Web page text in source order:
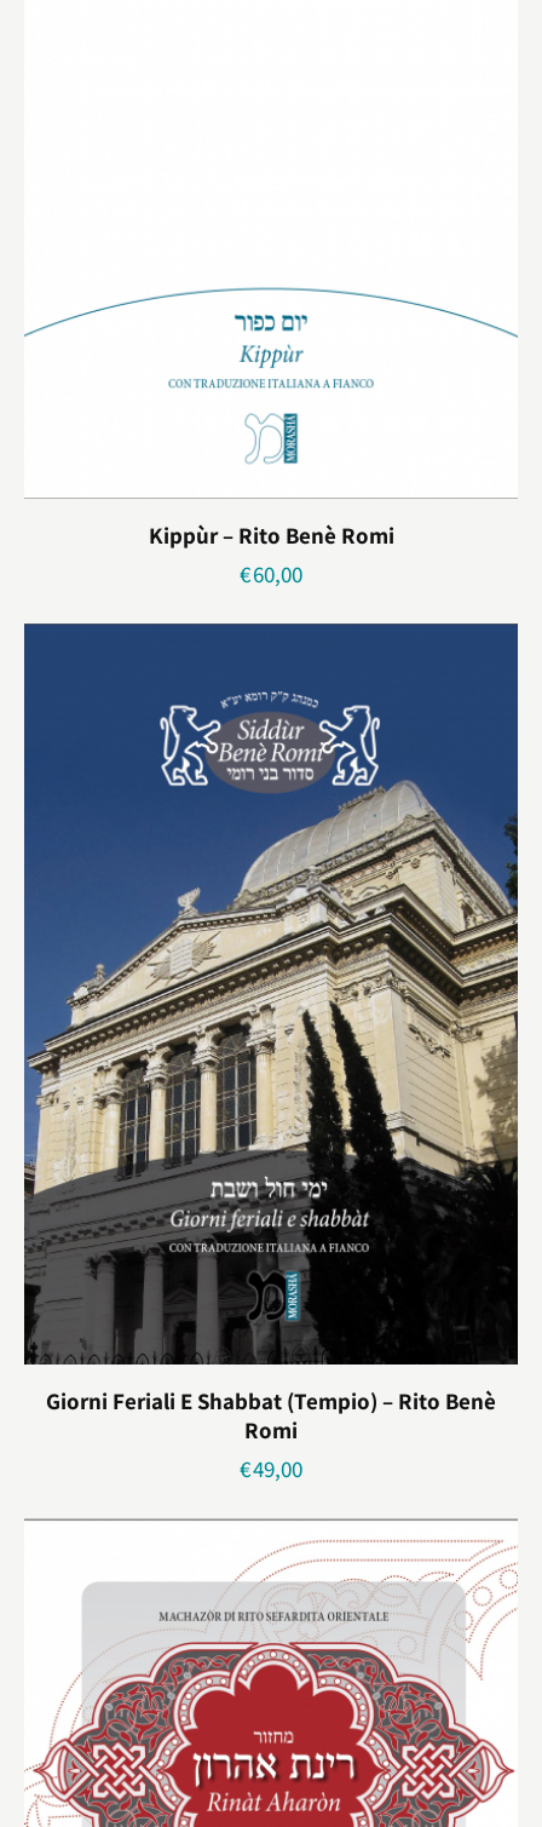
Kippùr – Rito Benè Romi
€60,00
Giorni Feriali E Shabbat (Tempio) – Rito Benè
Romi
€49,00